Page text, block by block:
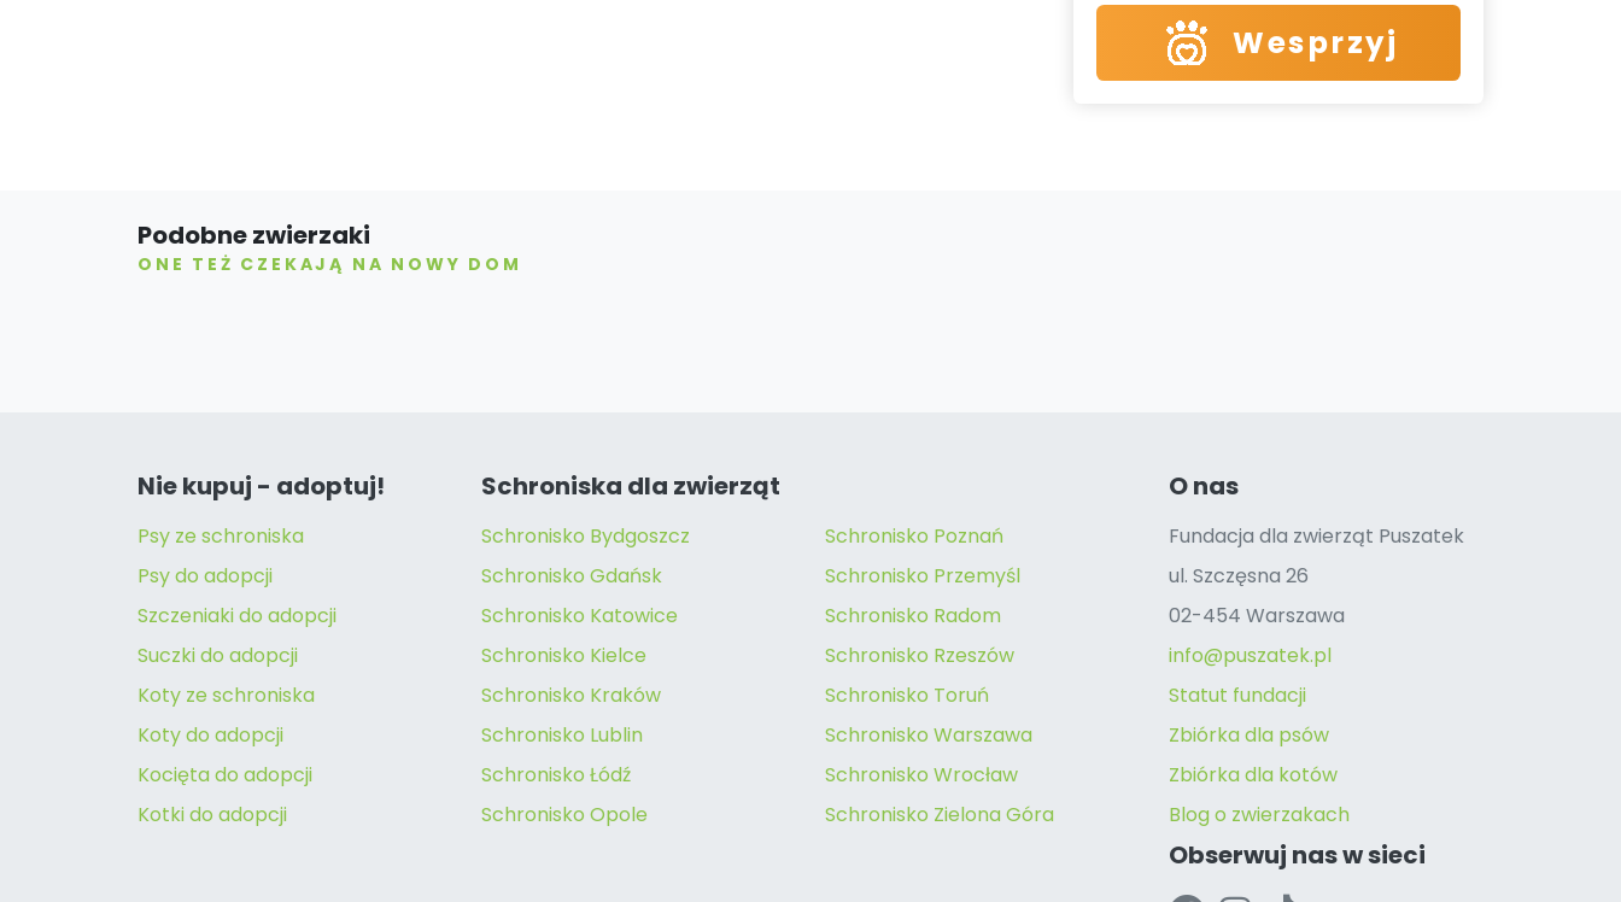
Wesprzyj
Podobne zwierzaki
ONE TEŻ CZEKAJĄ NA NOWY DOM
Nie kupuj - adoptuj!
Psy ze schroniska
Psy do adopcji
Szczeniaki do adopcji
Suczki do adopcji
Koty ze schroniska
Koty do adopcji
Kocięta do adopcji
Kotki do adopcji
Schroniska dla zwierząt
Schronisko Bydgoszcz
Schronisko Gdańsk
Schronisko Katowice
Schronisko Kielce
Schronisko Kraków
Schronisko Lublin
Schronisko Łódź
Schronisko Opole
Schronisko Poznań
Schronisko Przemyśl
Schronisko Radom
Schronisko Rzeszów
Schronisko Toruń
Schronisko Warszawa
Schronisko Wrocław
Schronisko Zielona Góra
O nas
Fundacja dla zwierząt Puszatek
ul. Szczęsna 26
02-454 Warszawa
info@puszatek.pl
Statut fundacji
Zbiórka dla psów
Zbiórka dla kotów
Blog o zwierzakach
Obserwuj nas w sieci